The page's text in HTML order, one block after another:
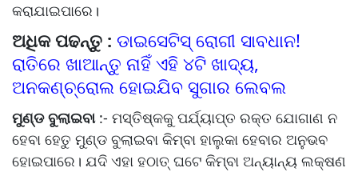
କରାଯାଇପାରେ।
ଅଧିକ ପଢନ୍ତୁ : ଡାଇସେଟିସ୍ ରୋଗୀ ସାବଧାନ!
ରାତିରେ ଖାଆନ୍ତୁ ନାହିଁ ଏହି ୪ଟି ଖାଦ୍ୟ,
ଅନକଣ୍ଚ୍ରୋଲ ହୋଇଯିବ ସୁଗାର ଲେବଲ
ମୁଣ୍ଡ ବୁଲାଇବା:- ମସ୍ତିଷ୍କକୁ ପର୍ଯ୍ୟାପ୍ତ ରକ୍ତ ଯୋଗାଣ ନ
ହେବା ହେତୁ ମୁଣ୍ଡ ବୁଲାଇବା କିମ୍ବା ହାଲୁକା ହେବାର ଅନୁଭବ
ହୋଇପାରେ। ଯଦି ଏହା ହଠାତ୍ ଘଟେ କିମ୍ବା ଅନ୍ୟାନ୍ୟ ଲକ୍ଷଣ